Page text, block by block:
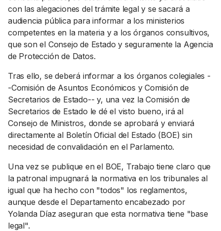
con las alegaciones del trámite legal y se sacará a
audiencia pública para informar a los ministerios
competentes en la materia y a los órganos consultivos,
que son el Consejo de Estado y seguramente la Agencia
de Protección de Datos.
Tras ello, se deberá informar a los órganos colegiales -
-Comisión de Asuntos Económicos y Comisión de
Secretarios de Estado-- y, una vez la Comisión de
Secretarios de Estado le dé el visto bueno, irá al
Consejo de Ministros, donde se aprobará y enviará
directamente al Boletín Oficial del Estado (BOE) sin
necesidad de convalidación en el Parlamento.
Una vez se publique en el BOE, Trabajo tiene claro que
la patronal impugnará la normativa en los tribunales al
igual que ha hecho con "todos" los reglamentos,
aunque desde el Departamento encabezado por
Yolanda Díaz aseguran que esta normativa tiene "base
legal".